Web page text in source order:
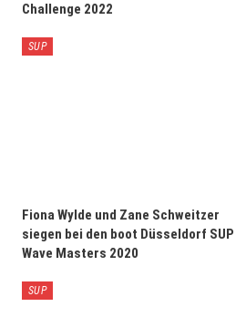
Challenge 2022
SUP
Fiona Wylde und Zane Schweitzer
siegen bei den boot Düsseldorf SUP
Wave Masters 2020
SUP